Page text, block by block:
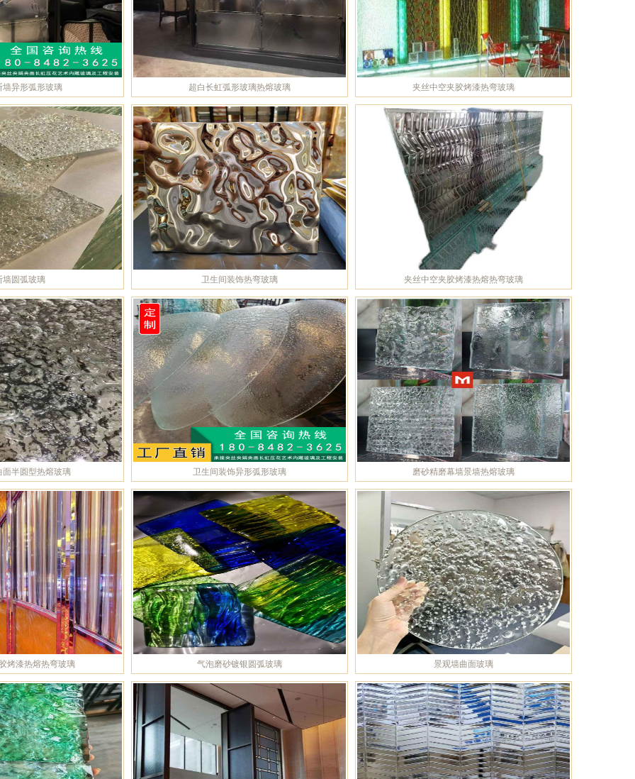
墙异形弧形玻璃 超白长虹弧形玻璃热熔玻璃 夹丝中空夹胶烤漆热弯玻璃
墙圆弧玻璃 卫生间装饰热弯玻璃 夹丝中空夹胶烤漆热熔热弯玻璃
面半圆型热熔玻璃 卫生间装饰异形弧形玻璃 磨砂精磨幕墙景墙热熔玻璃
烤漆热熔热弯玻璃 气泡磨砂镀银圆弧玻璃 景观墙曲面玻璃